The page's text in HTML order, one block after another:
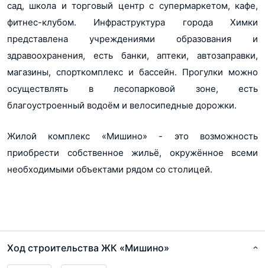
сад, школа и торговый центр с супермаркетом, кафе,
фитнес-клубом. Инфраструктура города Химки
представлена учреждениями образования и
здравоохранения, есть банки, аптеки, автозаправки,
магазины, спорткомплекс и бассейн. Прогулки можно
осуществлять в лесопарковой зоне, есть
благоустроенный водоём и велосипедные дорожки.
Жилой комплекс «Мишино» - это возможность
приобрести собственное жильё, окружённое всеми
необходимыми объектами рядом со столицей.
Ход строительства ЖК «Мишино»